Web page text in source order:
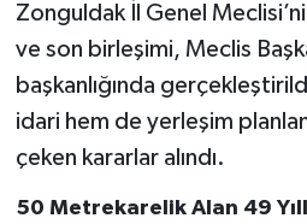
Zonguldak İl Genel
ve son birleşimi, Meclis
başkanlığında
idari hem de yerleşim
çeken kararlar alındı.
50 Metrekarelik Alan 49